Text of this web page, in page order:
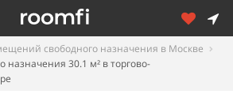
свободного назначения в Москве
30.1 м² в торгово-